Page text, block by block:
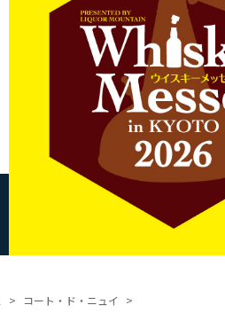
コート・ド・ニュイ